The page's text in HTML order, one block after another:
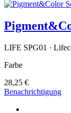
LIFE SPG01 ·
Farbe
28,25 €
Benachrichtigung